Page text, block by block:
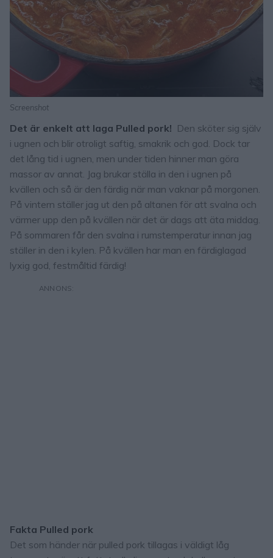
Screenshot
Det är enkelt att laga Pulled pork! Den sköter sig själv
i ugnen och blir otroligt saftig, smakrik och god. Dock tar
det lång tid i ugnen, men under tiden hinner man göra
massor av annat. Jag brukar ställa in den i ugnen på
kvällen och så är den färdig när man vaknar på morgonen.
På vintern ställer jag ut den på altanen för att svalna och
värmer upp den på kvällen när det är dags att äta middag.
På sommaren får den svalna i rumstemperatur innan jag
ställer in den i kylen. På kvällen har man en färdiglagad
lyxig god, festmåltid färdig!
Fakta Pulled pork
Det som händer när pulled pork tillagas i väldigt låg